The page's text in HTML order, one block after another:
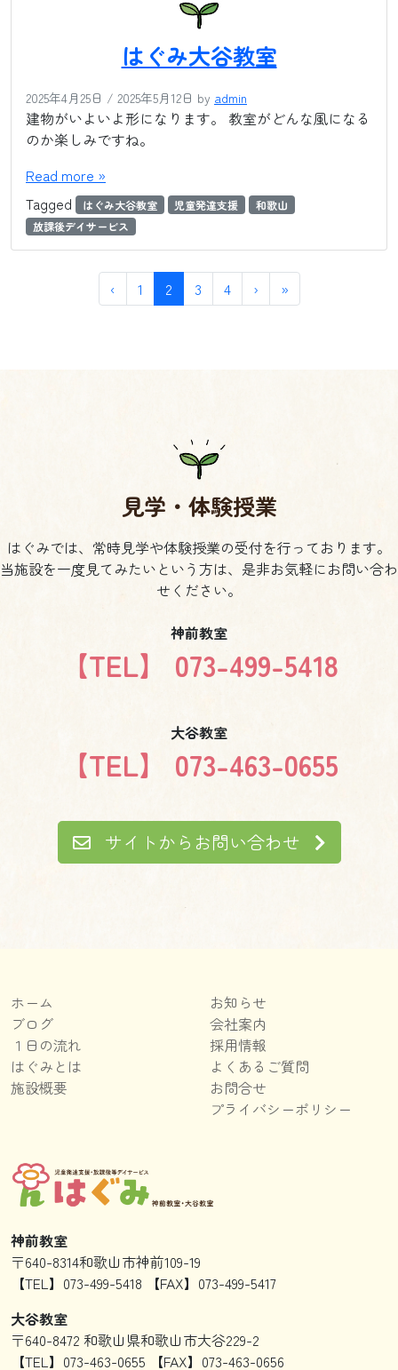
はぐみ大谷教室
2025年4月25日 / 2025年5月12日 by admin
建物がいよいよ形になります。 教室がどんな風になる
のか楽しみですね。
Read more »
Tagged
はぐみ大谷教室 児童発達支援
和歌山
放課後デイサービス
o
n
‹
P
a
1
C
u
e
2
P
a
3
P
a
4 › »
見学・体験授業
はぐみでは、常時見学や体験授業の受付を行っております。
当施設を一度見てみたいという方は、是非お気軽にお問い合わ
せください。
神前教室
【TEL】 073-499-5418
大谷教室
【TEL】 073-463-0655
サイトからお問い合わせ
神前教室
〒640-8314和歌山市神前109-19
【TEL】073-499-5418 【FAX】073-499-5417
大谷教室
〒640-8472 和歌山県和歌山市大谷229-2
【TEL】073-463-0655 【FAX】073-463-0656
ホーム
ブログ
１日の流れ
はぐみとは
施設概要
お知らせ
会社案内
採用情報
よくあるご質問
お問合せ
プライバシーポリシー